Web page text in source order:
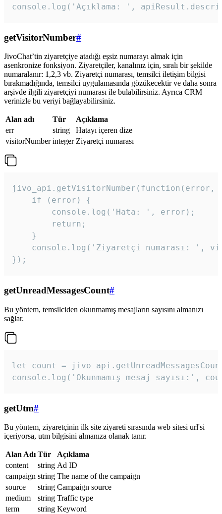
console.log('Açıklama: ',
getVisitorNumber#
JivoChat’tin ziyaretçiye atadığı eşsiz numarayı almak için
asenkronize fonksiyon. Ziyaretçiler, kanalınız için, sıralı bir şekilde
numaralanır: 1,2,3 vb. Ziyaretçi numarası, temsilci iletişim bilgisi
bırakmadığında, temsilci uygulamasında gözükecektir ve daha sonra
arşivde ilgili ziyaretçiyi numarası ile bulabilirsiniz. Ayrıca CRM
verinizle bu veriyi bağlayabilirsiniz.
Alan adı Tür
Açıklama
err
string
Hatayı içeren dize
visitorNumber integer Ziyaretçi numarası
jivo_api.getVisitorNumber(function(error,
    if (error) {
        console.log('Hata: ', error);
        return;
    }
console.log('Ziyaretçi numarası: ',
});
getUnreadMessagesCount#
Bu yöntem, temsilciden okunmamış mesajların sayısını almanızı
sağlar.
let count =
console.log('Okunmamış mesaj sayısı:',
getUtm#
Bu yöntem, ziyaretçinin ilk site ziyareti sırasında web sitesi url'si
içeriyorsa, utm bilgisini almanıza olanak tanır.
Alan Adı Tür
Açıklama
content
string Ad ID
campaign string The name of the campaign
source
string Campaign source
medium
string Traffic type
term
string Keyword